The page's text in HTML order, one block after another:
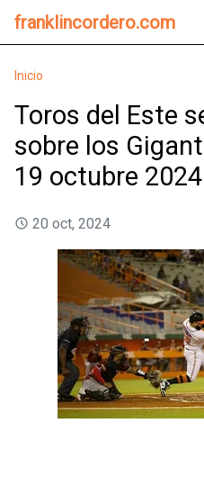
franklincordero.com
Inicio
Toros del Este
sobre los
19 octubre 2024
20 oct, 2024